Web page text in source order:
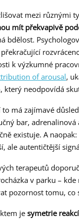
mezi různými
mít překvapivě
bdělost.
k výzkumné
of arousal,
který neodpovídá
má zajímavé
bar,
existuje. A
ale autentičtější
terapeutů
v parku –
pozornost tomu,
je symetrie